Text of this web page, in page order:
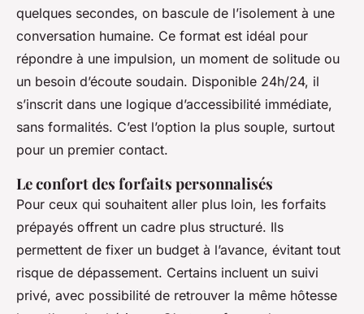
quelques secondes, on bascule de l’isolement à une
conversation humaine. Ce format est idéal pour
répondre à une impulsion, un moment de solitude ou
un besoin d’écoute soudain. Disponible 24h/24, il
s’inscrit dans une logique d’accessibilité immédiate,
sans formalités. C’est l’option la plus souple, surtout
pour un premier contact.
Le confort des forfaits personnalisés
Pour ceux qui souhaitent aller plus loin, les forfaits
prépayés offrent un cadre plus structuré. Ils
permettent de fixer un budget à l’avance, évitant tout
risque de dépassement. Certains incluent un suivi
privé, avec possibilité de retrouver la même hôtesse